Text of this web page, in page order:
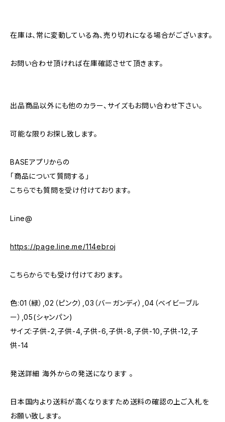
在庫は、常に変動している為、売り切れになる場合がございます。
お問い合わせ頂ければ在庫確認させて頂きます。
出品商品以外にも他のカラー、サイズもお問い合わせ下さい。
可能な限りお探し致します。
BASEアプリからの
「商品について質問する」
こちらでも質問を受け付けております。
Line@
https://page.line.me/114ebroj
こちらからでも受け付けております。
色:01（緑）,02（ピンク）,03（バーガンディ）,04（ベイビーブル
ー）,05(シャンパン)
サイズ:子供-2,子供-4,子供-6,子供-8,子供-10,子供-12,子
供-14
発送詳細 海外からの発送になります 。
日本国内より送料が高くなりますため送料の確認の上ご入札を
お願い致します。